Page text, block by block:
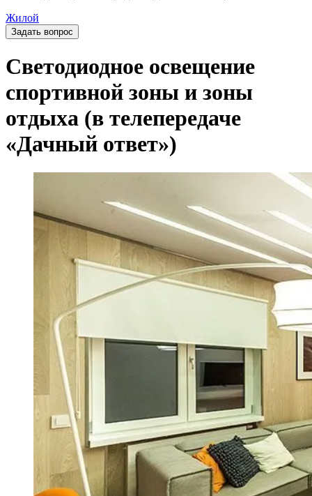
Жилой
Задать вопрос
Светодиодное освещение
спортивной зоны и зоны
отдыха (в телепередаче
«Дачный ответ»)